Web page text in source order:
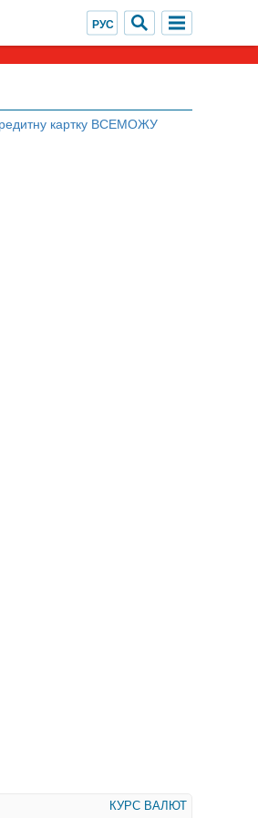
картку ВСЕМОЖУ